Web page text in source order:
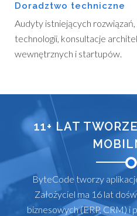
Doradztwo techniczne
Audyty istniejących
technologii, konsultacje
wewnętrznych i startupów.
11+ LAT
ByteCode tworzy
Założyciel ma 16 lat
biznesowych (ERP, CRM) i